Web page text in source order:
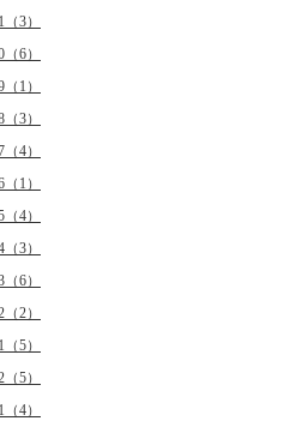
3）
6）
1）
3）
4）
1）
4）
3）
6）
2）
5）
5）
4）